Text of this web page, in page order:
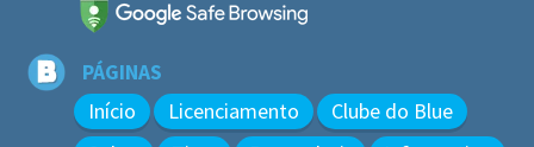
PÁGINAS
Início Licenciamento
Clube do Blue